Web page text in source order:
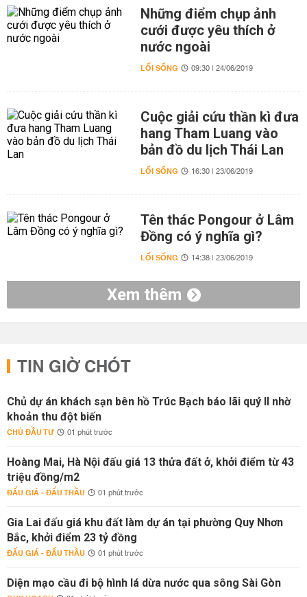
Những điểm chụp ảnh
cưới được yêu thích ở
nước ngoài
LỐI SỐNG 09:30 | 24/06/2019
Cuộc giải cứu thần kì đưa
hang Tham Luang vào
bản đồ du lịch Thái Lan
LỐI SỐNG 16:30 | 23/06/2019
Tên thác Pongour ở Lâm
Đồng có ý nghĩa gì?
LỐI SỐNG 14:38 | 23/06/2019
Xem thêm
TIN GIỜ CHÓT
Chủ dự án khách sạn bên hồ Trúc Bạch báo lãi quý II nhờ
khoản thu đột biến
CHỦ ĐẦU TƯ 01 phút trước
Hoàng Mai, Hà Nội đấu giá 13 thửa đất ở, khởi điểm từ 43
triệu đồng/m2
ĐẤU GIÁ - ĐẤU THẦU 01 phút trước
Gia Lai đấu giá khu đất làm dự án tại phường Quy Nhơn
Bắc, khởi điểm 23 tỷ đồng
ĐẤU GIÁ - ĐẤU THẦU 01 phút trước
Diện mạo cầu đi bộ hình lá dừa nước qua sông Sài Gòn